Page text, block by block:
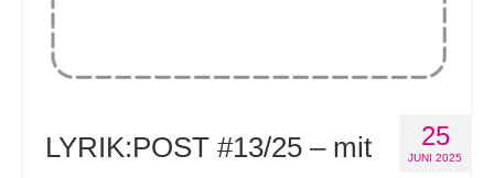
25
JUNI 2025
LYRIK:POST #13/25 – mit